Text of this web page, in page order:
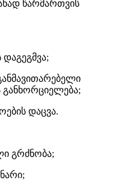
წარმართვის
განხორციელება;
დაცვა.
გრძნობა;